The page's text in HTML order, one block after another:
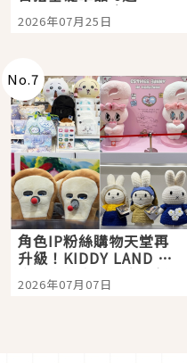
眼全收也不心疼
2026年07月25日
No.7
角色IP粉絲購物天堂再
升級！KIDDY LAND 原
宿店吉伊卡哇迎客，新
開幕 OMOKADO 店3分
2026年07月07日